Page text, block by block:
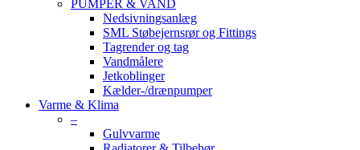
PUMPER & VAND
Nedsivningsanlæg
SML Støbejernsrør og Fittings
Tagrender og tag
Vandmålere
Jetkoblinger
Kælder-/drænpumper
Varme & Klima
–
Gulvvarme